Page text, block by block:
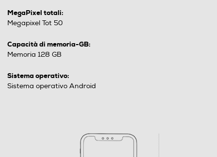
MegaPixel totali:
Megapixel Tot 50
Capacità di memoria-GB:
Memoria 128 GB
Sistema operativo:
Sistema operativo Android